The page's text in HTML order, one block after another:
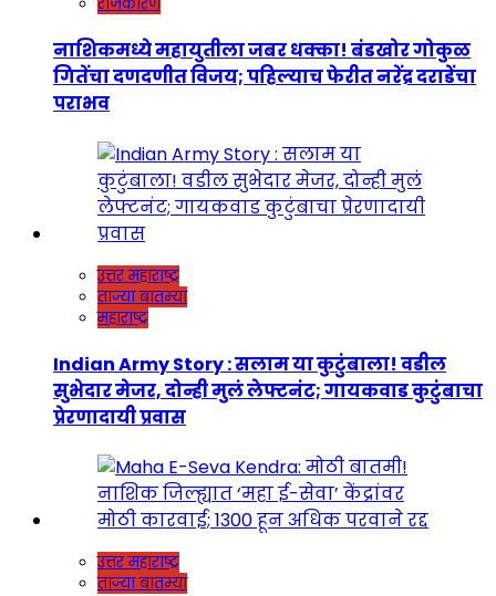
नाशिकमध्ये महायुतीला जबर धक्का! बंडखोर गोकुळ
गितेंचा दणदणीत विजय; पहिल्याच फेरीत नरेंद्र दराडेंचा
पराभव
उत्तर महाराष्ट्र
ताज्या बातम्या
महाराष्ट्र
Indian Army Story : सलाम या कुटुंबाला! वडील
सुभेदार मेजर, दोन्ही मुलं लेफ्टनंट; गायकवाड कुटुंबाचा
प्रेरणादायी प्रवास
उत्तर महाराष्ट्र
ताज्या बातम्या